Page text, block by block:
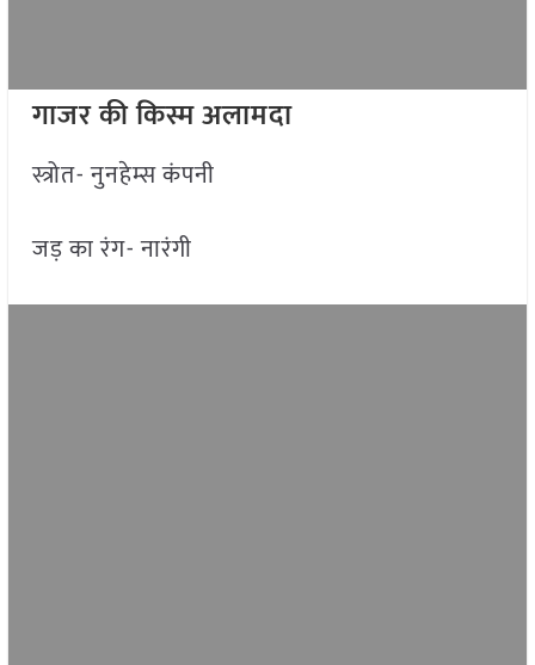
गाजर की किस्म अलामदा
स्त्रोत- नुनहेम्स कंपनी
जड़ का रंग- नारंगी